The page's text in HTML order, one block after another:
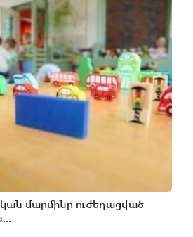
մարմինը ուժեղացված